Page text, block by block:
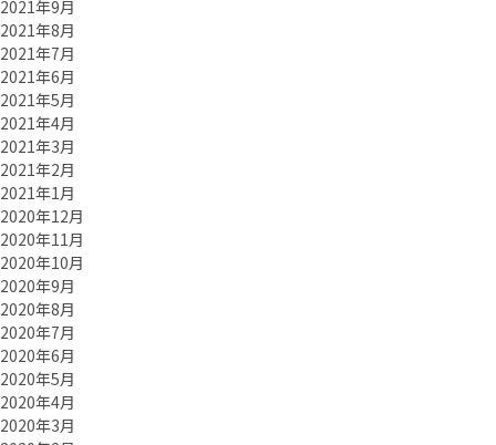
2021年9月
2021年8月
2021年7月
2021年6月
2021年5月
2021年4月
2021年3月
2021年2月
2021年1月
2020年12月
2020年11月
2020年10月
2020年9月
2020年8月
2020年7月
2020年6月
2020年5月
2020年4月
2020年3月